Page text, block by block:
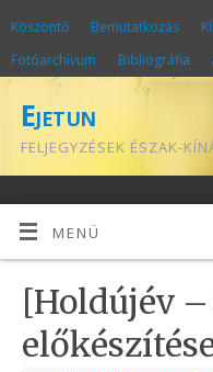
Köszöntő Bemutatkozás
Fotóarchívum
Bibliográfia
Ejetun
FELJEGYZÉSEK ÉSZAK-
MENÜ
[Holdújév